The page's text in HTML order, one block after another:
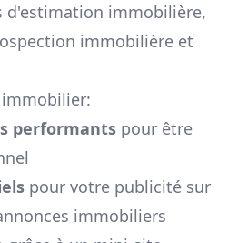
d'estimation immobilière,
immobilière et
performants pour être
pour votre publicité sur
immobiliers